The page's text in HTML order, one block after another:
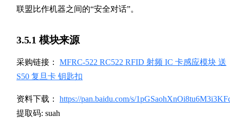
联盟比作机器之间的“安全对话”。
3.5.1 模块来源
采购链接： MFRC-522 RC522 RFID 射频 IC 卡感应模块 送
S50 复旦卡 钥匙扣
资料下载： https://pan.baidu.com/s/
提取码: suah